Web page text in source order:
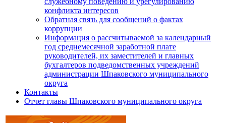
конфликта интересов
Обратная связь для сообщений о фактах
коррупции
Информация о рассчитываемой за календарный
год среднемесячной заработной плате
руководителей, их заместителей и главных
бухгалтеров подведомственных учреждений
администрации Шпаковского муниципального
округа
Контакты
Отчет главы Шпаковского муниципального округа